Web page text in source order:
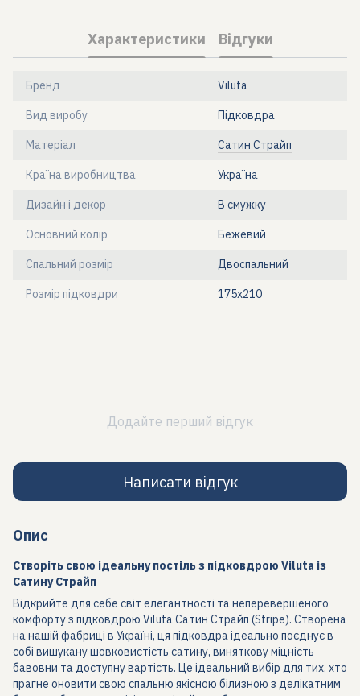
Характеристики Відгуки
Бренд Viluta
Вид виробу Підковдра
Матеріал Сатин Страйп
Країна виробництва Україна
Дизайн і декор В смужку
Основний колір Бежевий
Спальний розмір Двоспальний
Розмір підковдри 175x210
Додайте перший відгук
Написати відгук
Опис
Створіть свою ідеальну постіль з підковдрою Viluta із
Сатину Страйп
Відкрийте для себе світ елегантності та неперевершеного
комфорту з підковдрою Viluta Сатин Страйп (Stripe). Створена
на нашій фабриці в Україні, ця підковдра ідеально поєднує в
собі вишукану шовковистість сатину, виняткову міцність
бавовни та доступну вартість. Це ідеальний вибір для тих, хто
прагне оновити свою спальню якісною білизною з делікатним